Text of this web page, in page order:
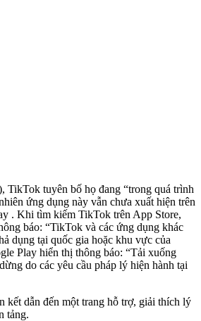
TikTok tuyên bố họ đang “trong quá trình
ứng dụng này vẫn chưa xuất hiện trên
. Khi tìm kiếm TikTok trên App Store,
báo: “TikTok và các ứng dụng khác
dụng tại quốc gia hoặc khu vực của
Play hiển thị thông báo: “Tải xuống
do các yêu cầu pháp lý hiện hành tại
kết dẫn đến một trang hỗ trợ, giải thích lý
tảng.